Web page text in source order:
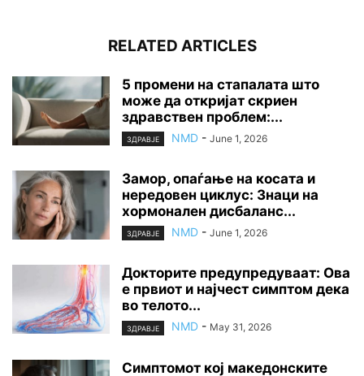
RELATED ARTICLES
5 промени на стапалата што
може да откријат скриен
здравствен проблем:...
ЗДРАВЈЕ NMD - June 1, 2026
Замор, опаѓање на косата и
нередовен циклус: Знаци на
хормонален дисбаланс...
ЗДРАВЈЕ NMD - June 1, 2026
Докторите предупредуваат: Ова
е првиот и најчест симптом дека
во телото...
ЗДРАВЈЕ NMD - May 31, 2026
Симптомот кој македонските